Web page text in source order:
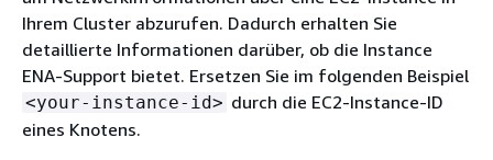
Ihrem Cluster abzurufen. Dadurch erhalten Sie
detaillierte Informationen darüber, ob die Instance
ENA-Support bietet. Ersetzen Sie im folgenden Beispiel
<your-instance-id> durch die EC2-Instance-ID
eines Knotens.